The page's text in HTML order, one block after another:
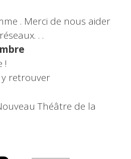
. Merci de nous aider
. .
!
retrouver
Théâtre de la